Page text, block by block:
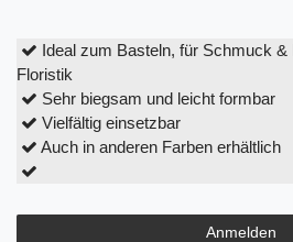
Ideal zum Basteln, für Schmuck &
Floristik
Sehr biegsam und leicht formbar
Vielfältig einsetzbar
Auch in anderen Farben erhältlich
Anmelden